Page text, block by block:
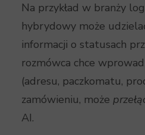
Na przykład w branży
hybrydowy może
informacji o statusach
rozmówca chce
(adresu, paczkomatu,
zamówieniu, może
AI.